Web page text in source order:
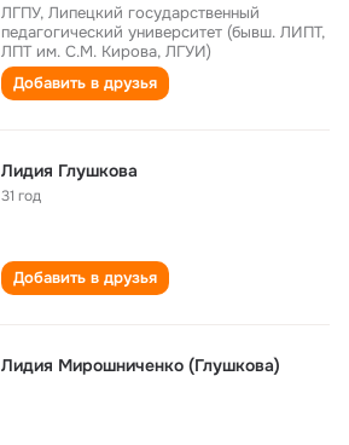
ЛГПУ, Липецкий государственный
педагогический университет (бывш. ЛИПТ,
ЛПТ им. С.М. Кирова, ЛГУИ)
Добавить в друзья
Лидия Глушкова
31 год
Добавить в друзья
Лидия Мирошниченко (Глушкова)